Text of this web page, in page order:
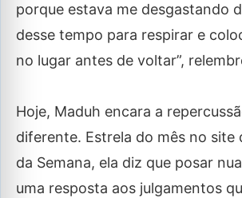
porque estava me desgastando
desse tempo para respirar e
no lugar antes de voltar”,
Hoje, Maduh encara a
diferente. Estrela do mês no site
da Semana, ela diz que posar
uma resposta aos julgamentos